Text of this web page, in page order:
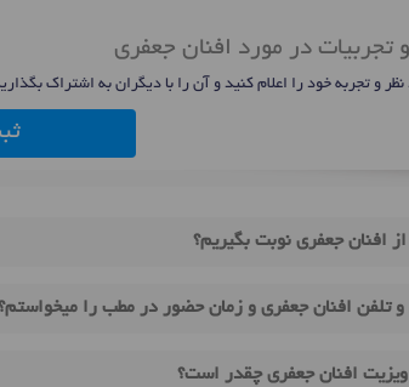
تجربیات در مورد افنان جعفری
و تجربه خود را اعلام کنید و آن را با دیگران به اشتراک
افنان جعفری نوبت بگیریم؟
تلفن افنان جعفری و زمان حضور در مطب را
ویزیت افنان جعفری چقدر است؟